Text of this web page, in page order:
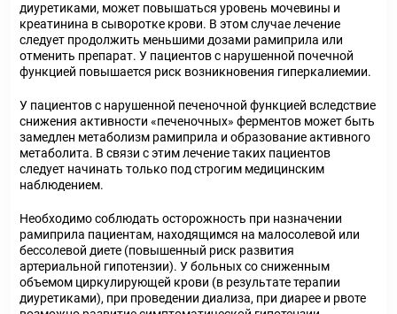
диуретиками, может повышаться уровень мочевины и
креатинина в сыворотке крови. В этом случае лечение
следует продолжить меньшими дозами рамиприла или
отменить препарат. У пациентов с нарушенной почечной
функцией повышается риск возникновения гиперкалиемии.
У пациентов с нарушенной печеночной функцией вследствие
снижения активности «печеночных» ферментов может быть
замедлен метаболизм рамиприла и образование активного
метаболита. В связи с этим лечение таких пациентов
следует начинать только под строгим медицинским
наблюдением.
Необходимо соблюдать осторожность при назначении
рамиприла пациентам, находящимся на малосолевой или
бессолевой диете (повышенный риск развития
артериальной гипотензии). У больных со сниженным
объемом циркулирующей крови (в результате терапии
диуретиками), при проведении диализа, при диарее и рвоте